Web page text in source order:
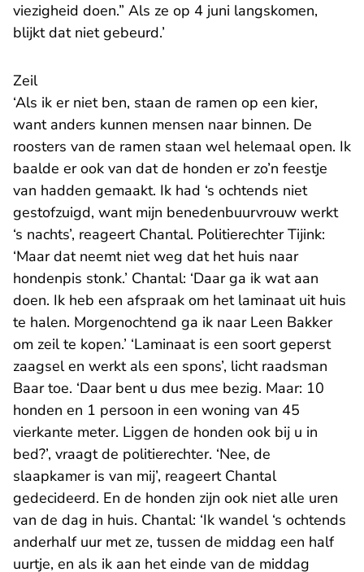
viezigheid doen.” Als ze op 4 juni langskomen,
blijkt dat niet gebeurd.’
Zeil
‘Als ik er niet ben, staan de ramen op een kier,
want anders kunnen mensen naar binnen. De
roosters van de ramen staan wel helemaal open. Ik
baalde er ook van dat de honden er zo’n feestje
van hadden gemaakt. Ik had ‘s ochtends niet
gestofzuigd, want mijn benedenbuurvrouw werkt
‘s nachts’, reageert Chantal. Politierechter Tijink:
‘Maar dat neemt niet weg dat het huis naar
hondenpis stonk.’ Chantal: ‘Daar ga ik wat aan
doen. Ik heb een afspraak om het laminaat uit huis
te halen. Morgenochtend ga ik naar Leen Bakker
om zeil te kopen.’ ‘Laminaat is een soort geperst
zaagsel en werkt als een spons’, licht raadsman
Baar toe. ‘Daar bent u dus mee bezig. Maar: 10
honden en 1 persoon in een woning van 45
vierkante meter. Liggen de honden ook bij u in
bed?’, vraagt de politierechter. ‘Nee, de
slaapkamer is van mij’, reageert Chantal
gedecideerd. En de honden zijn ook niet alle uren
van de dag in huis. Chantal: ‘Ik wandel ‘s ochtends
anderhalf uur met ze, tussen de middag een half
uurtje, en als ik aan het einde van de middag